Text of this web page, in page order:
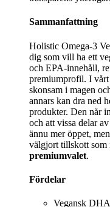
Sammanfattning
Holistic Omega-3
dig som vill ha ett
och EPA-innehåll,
premiumprofil. I vårt
skonsam i magen
annars kan dra ned
produkter. Den når
och att vissa delar
ännu mer öppet,
välgjort tillskott som
premiumvalet.
Fördelar
Vegansk